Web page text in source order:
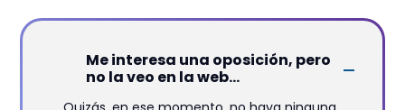
Me interesa una oposición, pero
no la veo en la web...